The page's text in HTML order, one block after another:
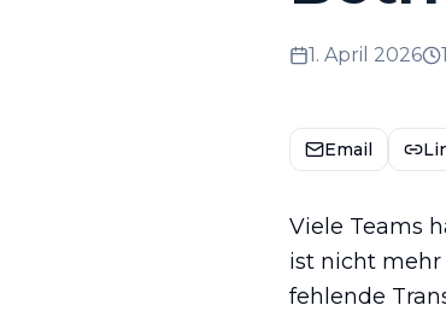
1. April 2026
Email
Viele Teams
ist nicht mehr
fehlende